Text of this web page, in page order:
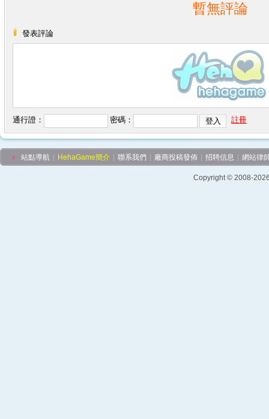
暫無評論
發表評論
通行證： 密碼： 註冊
站點導航 HehaGame簡介 聯系我們 廠商投稿發佈 招聘信息 網站律
Copyright © 2008-